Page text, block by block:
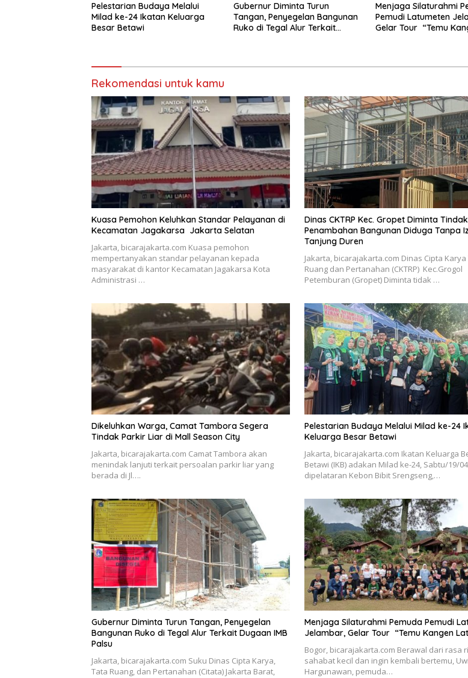
Pelestarian Budaya Melalui
Milad ke-24 Ikatan Keluarga
Besar Betawi
Gubernur Diminta Turun
Tangan, Penyegelan Bangunan
Ruko di Tegal Alur Terkait
Menjaga Silaturahmi
Pemudi Latumeten
Gelar Tour “Temu
Rekomendasi untuk kamu
Kuasa Pemohon Keluhkan Standar Pelayanan di
Kecamatan Jagakarsa Jakarta Selatan
Jakarta, bicarajakarta.com Kuasa pemohon
mempertanyakan standar pelayanan kepada
masyarakat di kantor Kecamatan Jagakarsa Kota
Administrasi …
Dinas CKTRP Kec. Gropet Diminta
Penambahan Bangunan Diduga Tanpa
Tanjung Duren
Jakarta, bicarajakarta.com Dinas Cipta Karya
Ruang dan Pertanahan (CKTRP) Kec.Grogol
Petemburan (Gropet) Diminta tidak …
Dikeluhkan Warga, Camat Tambora Segera
Tindak Parkir Liar di Mall Season City
Jakarta, bicarajakarta.com Camat Tambora akan
menindak lanjuti terkait persoalan parkir liar yang
berada di Jl….
Pelestarian Budaya Melalui Milad ke-24
Keluarga Besar Betawi
Jakarta, bicarajakarta.com Ikatan Keluarga
Betawi (IKB) adakan Milad ke-24, Sabtu/19/
dipelataran Kebon Bibit Srengseng,…
Gubernur Diminta Turun Tangan, Penyegelan
Bangunan Ruko di Tegal Alur Terkait Dugaan IMB
Palsu
Jakarta, bicarajakarta.com Suku Dinas Cipta Karya,
Tata Ruang, dan Pertanahan (Citata) Jakarta Barat,
Menjaga Silaturahmi Pemuda Pemudi
Jelambar, Gelar Tour “Temu Kangen
Bogor, bicarajakarta.com Berawal dari rasa
sahabat kecil dan ingin kembali bertemu,
Hargunawan, pemuda…